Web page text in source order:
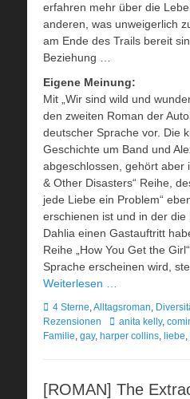
erfahren mehr über die
anderen, was unweigerlich
am Ende des Trails bereit
Beziehung …
Eigene Meinung:
Mit „Wir sind wild und
den zweiten Roman der
deutscher Sprache vor. Die
Geschichte um Band und
abgeschlossen, gehört aber
& Other Disasters“ Reihe,
jede Liebe ein Problem“
erschienen ist und in der
Dahlia einen Gastauftritt
Reihe „How You Get the
Sprache erscheinen wird,
Weiterlesen …
Kategorien
4 Sterne,Alltagsroman,
Rezensionen
Schlagworte
anita kelly,
Familie, gay, harper collins, liebe,
[ROMAN] The